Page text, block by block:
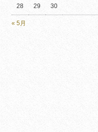
« 5月
28 29 30